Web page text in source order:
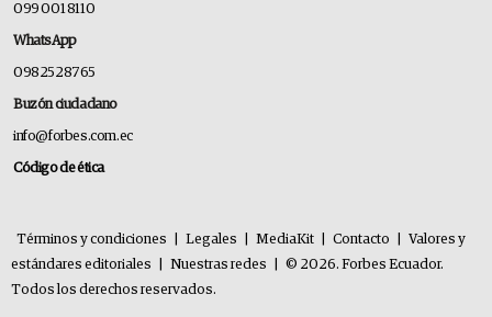
099 001 8110
WhatsApp
0982528765
Buzón ciudadano
info@forbes.com.ec
Código de ética
Términos y condiciones Legales MediaKit Contacto
Valores y
estándares editoriales
Nuestras redes
© 2026. Forbes Ecuador.
Todos los derechos reservados.